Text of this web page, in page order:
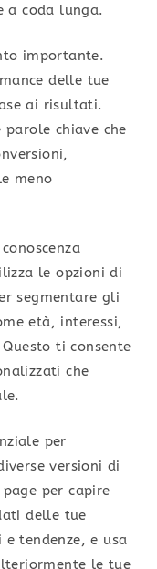
a coda lunga.
importante.
delle tue
ai risultati.
chiave che
meno
le opzioni di
segmentare gli
età, interessi,
ti consente
che
per
versioni di
per capire
delle tue
tendenze, e usa
le tue